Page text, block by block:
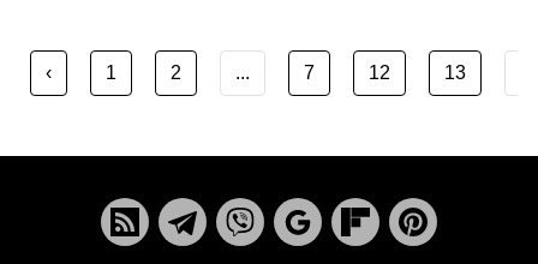
‹ 1 2 ... 7 12 13